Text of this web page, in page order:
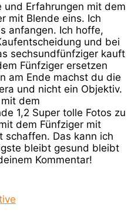
und Erfahrungen mit dem
mit Blende eins. Ich
anfangen. Ich hoffe,
und bei
sechsundfünfziger kauft
Fünfziger ersetzen
am Ende machst du die
und nicht ein Objektiv.
dem
1,2 Super tolle Fotos zu
dem Fünfziger mit
schaffen. Das kann ich
bleibt gesund bleibt
Kommentar!